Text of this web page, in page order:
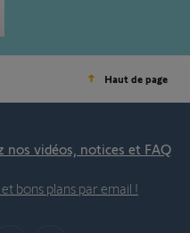
Haut de page
nos vidéos, notices et FAQ
bons plans par email !